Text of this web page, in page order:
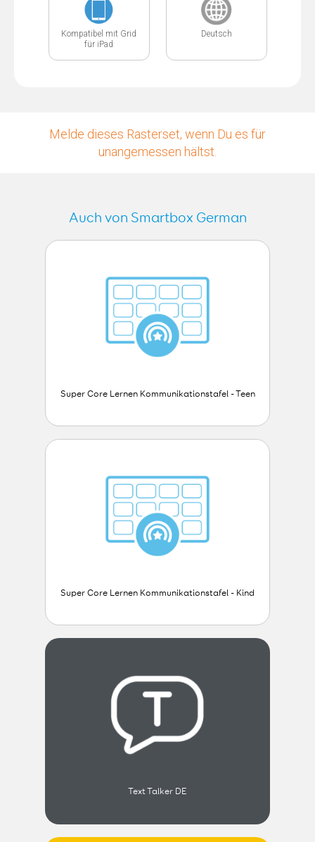
Kompatibel mit Grid
für iPad
Deutsch
Melde dieses Rasterset, wenn Du es für
unangemessen hältst.
Auch von Smartbox German
Super Core Lernen Kommunikationstafel - Teen
Super Core Lernen Kommunikationstafel - Kind
Text Talker DE